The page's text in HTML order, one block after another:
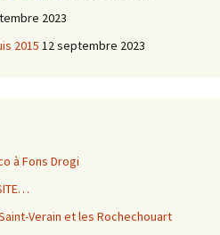
2023
2015 12 septembre 2023
à Fons Drogi
Verain et les Rochechouart